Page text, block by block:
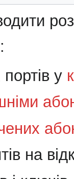
портів у
на